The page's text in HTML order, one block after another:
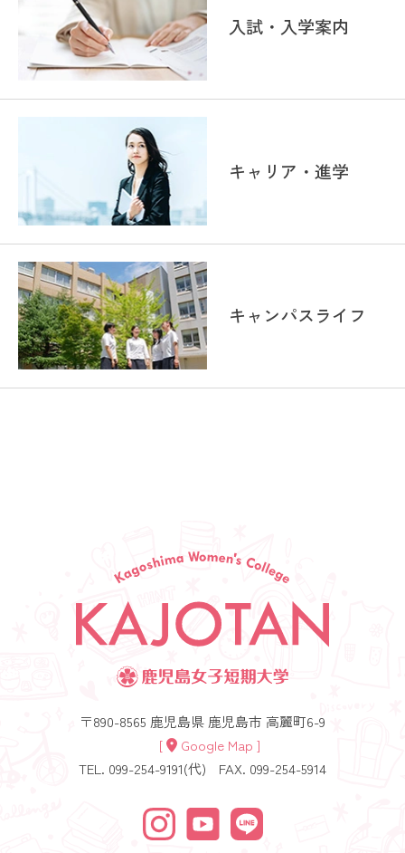
入試・入学案内
キャリア・進学
キャンパスライフ
〒890-8565 鹿児島県 鹿児島市 高麗町6-9
[
Google Map ]
TEL. 099-254-9191(代)
FAX. 099-254-5914